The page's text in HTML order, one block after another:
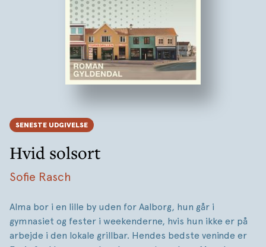
SENESTE UDGIVELSE
Hvid solsort
Sofie Rasch
Alma bor i en lille by uden for Aalborg, hun går i
gymnasiet og fester i weekenderne, hvis hun ikke er på
arbejde i den lokale grillbar. Hendes bedste veninde er